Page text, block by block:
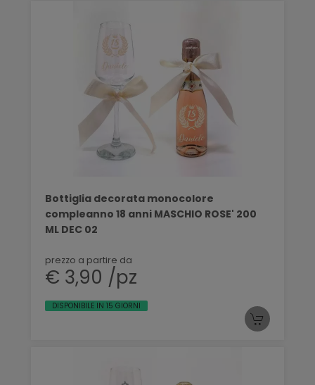
Bottiglia decorata monocolore
compleanno 18 anni MASCHIO ROSE' 200
ML DEC 02
prezzo a partire da
€ 3,90 /pz
DISPONIBILE IN 15 GIORNI